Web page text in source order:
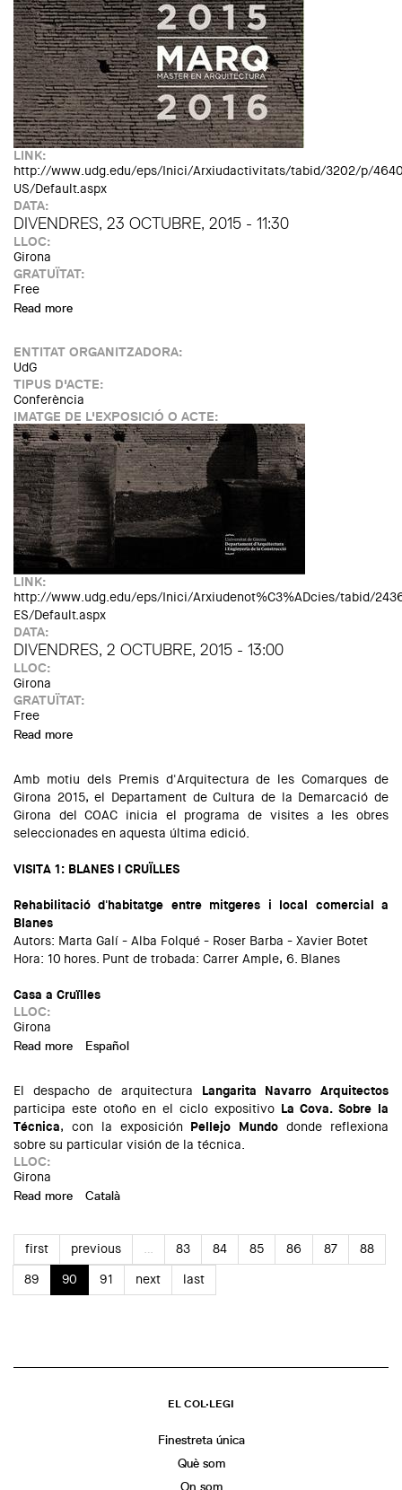
LINK:
http://www.udg.edu/eps/Inici/Arxiudactivitats/tabid/3202/p/
US/Default.aspx
DATA:
DIVENDRES, 23 OCTUBRE, 2015 - 11:30
LLOC:
Girona
GRATUÏTAT:
Free
Read more
ENTITAT ORGANITZADORA:
UdG
TIPUS D'ACTE:
Conferència
IMATGE DE L'EXPOSICIÓ O ACTE:
LINK:
http://www.udg.edu/eps/Inici/Arxiudenot%C3%ADcies/tabid/
ES/Default.aspx
DATA:
DIVENDRES, 2 OCTUBRE, 2015 - 13:00
LLOC:
Girona
GRATUÏTAT:
Free
Read more
Amb motiu dels Premis d'Arquitectura de les Comarques de
Girona 2015, el Departament de Cultura de la Demarcació de
Girona del COAC inicia el programa de visites a les obres
seleccionades en aquesta última edició.
VISITA 1: BLANES I CRUÏLLES
Rehabilitació d'habitatge entre mitgeres i local comercial a
Blanes
Autors: Marta Galí - Alba Folqué - Roser Barba - Xavier Botet
Hora: 10 hores. Punt de trobada: Carrer Ample, 6. Blanes
Casa a Cruïlles
LLOC:
Girona
Read more about Visita a Blanes i Cruïlles: Premis d'Arquitectura de les
Español
El despacho de arquitectura Langarita Navarro Arquitectos
participa este otoño en el ciclo expositivo La Cova. Sobre la
Técnica, con la exposición Pellejo Mundo donde reflexiona
sobre su particular visión de la técnica.
LLOC:
Girona
Read more about PELLEJO MUNDO. LANGARITA NAVARRO
Català
first previous … 83 84 85 86 87
88
89
90 91 next last
EL COL·LEGI
Finestreta única
Què som
On som